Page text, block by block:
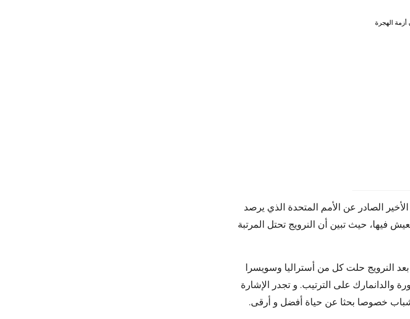
الصادر عن الأمم المتحدة الذي يرصد
فيها، حيث تبين أن النرويج تحتل المرتبة
النرويج حلت كل من أستراليا وسويسرا
والدانمارك على الترتيب. و تجدر الإشارة
خصوصا بحثا عن حياة أفضل و أرقى.